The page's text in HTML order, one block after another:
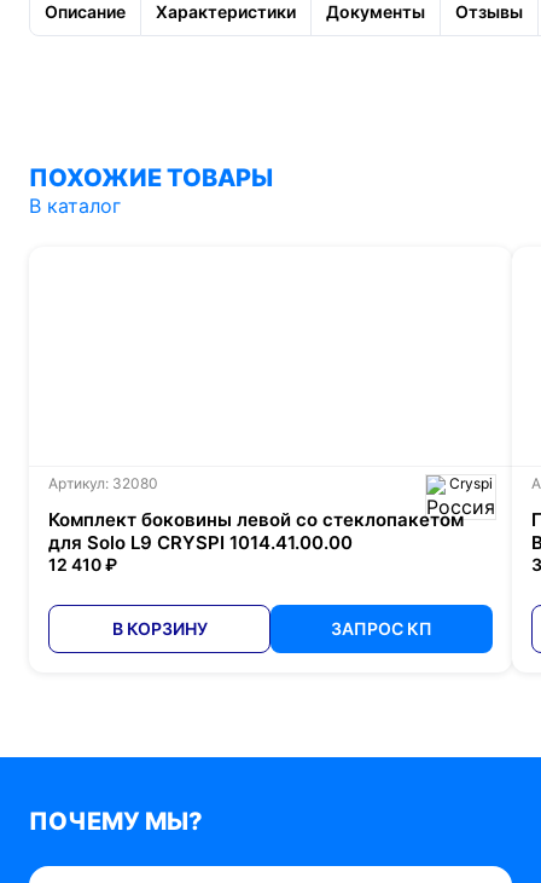
Описание Характеристики Документы Отзывы
ПОХОЖИЕ ТОВАРЫ
В каталог
Артикул: 32080 Cryspi
Комплект боковины левой со стеклопакетом
для Solo L9 CRYSPI 1014.41.00.00
12 410 ₽
В КОРЗИНУ ЗАПРОС КП
ПОЧЕМУ МЫ?